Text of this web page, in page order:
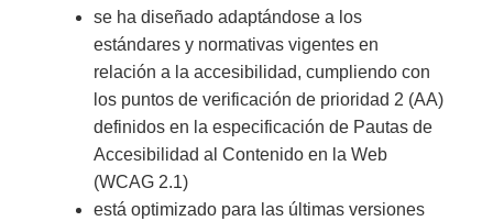
se ha diseñado adaptándose a los
estándares y normativas vigentes en
relación a la accesibilidad, cumpliendo con
los puntos de verificación de prioridad 2 (AA)
definidos en la especificación de Pautas de
Accesibilidad al Contenido en la Web
(WCAG 2.1)
está optimizado para las últimas versiones